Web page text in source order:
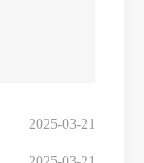
2025-03-21